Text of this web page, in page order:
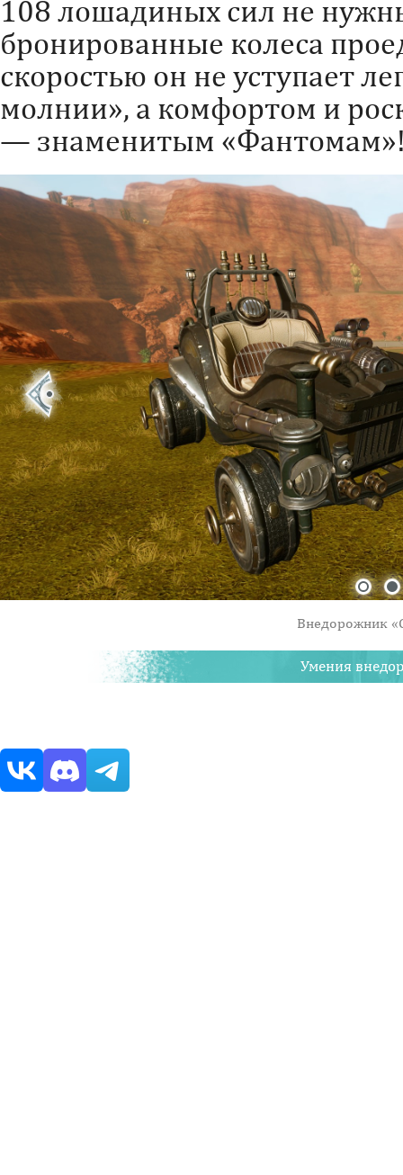
108 лошадиных сил не
бронированные колеса
скоростью он не уступает
молнии», а комфортом и
— знаменитым
Внедорожник
Умения